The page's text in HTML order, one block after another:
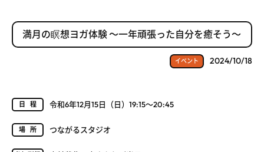
満月の瞑想ヨガ体験 ～一年頑張った自分を癒そう～
イベント 2024/10/18
日程 令和6年12月15日（日）19:15～20:45
場所 つながるスタジオ